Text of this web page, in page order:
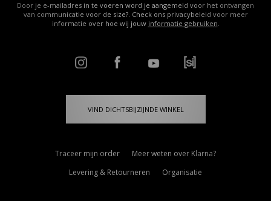
Door je e-mailadres in te voeren word je aangemeld voor het ontvangen
van communicatie voor de size?. Check ons privacybeleid voor meer
informatie over hoe wij jouw informatie gebruiken.
VIND DICHTSBIJZIJNDE WINKEL
Traceer mijn order
Meer weten over Klarna?
Levering & Retourneren
Organisatie